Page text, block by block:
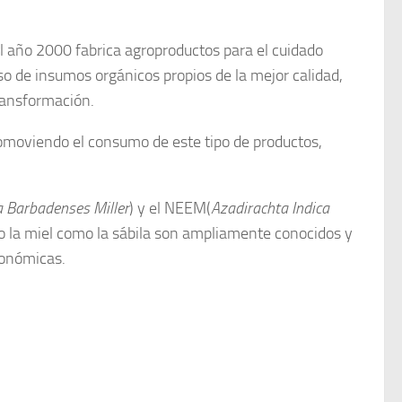
año 2000 fabrica agroproductos para el cuidado
de insumos orgánicos propios de la mejor calidad,
el consumo de este tipo de productos,
Barbadenses Miller) y el NEEM(Azadirachta Indica
la miel como la sábila son ampliamente conocidos y